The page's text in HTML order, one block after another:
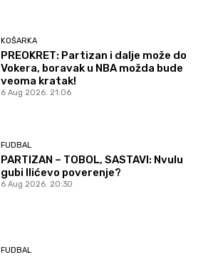
KOŠARKA
PREOKRET: Partizan i dalje može do
Vokera, boravak u NBA možda bude
veoma kratak!
6 Aug 2026. 21:06
FUDBAL
PARTIZAN – TOBOL, SASTAVI: Nvulu
gubi Ilićevo poverenje?
6 Aug 2026. 20:30
FUDBAL